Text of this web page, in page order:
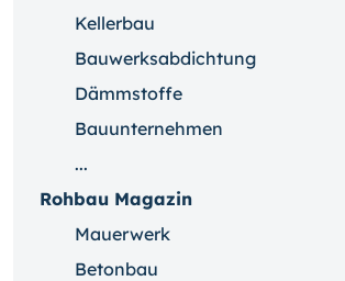
Kellerbau
Bauwerksabdichtung
Dämmstoffe
Bauunternehmen
...
Rohbau Magazin
Mauerwerk
Betonbau